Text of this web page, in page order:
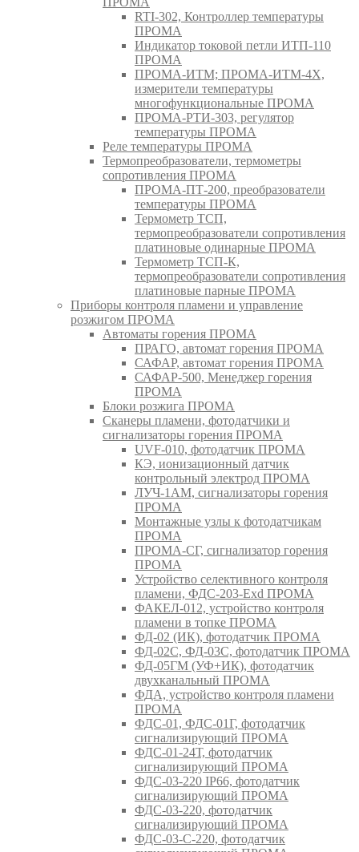
RTI-302, Контроллер температуры
ПРОМА
Индикатор токовой петли ИТП-110
ПРОМА
ПРОМА-ИТМ; ПРОМА-ИТМ-4Х,
измерители температуры
многофункциональные ПРОМА
ПРОМА-РТИ-303, регулятор
температуры ПРОМА
Реле температуры ПРОМА
Термопреобразователи, термометры
сопротивления ПРОМА
ПРОМА-ПТ-200, преобразователи
температуры ПРОМА
Термометр ТСП,
термопреобразователи сопротивления
платиновые одинарные ПРОМА
Термометр ТСП-К,
термопреобразователи сопротивления
платиновые парные ПРОМА
Приборы контроля пламени и управление
розжигом ПРОМА
Автоматы горения ПРОМА
ПРАГО, автомат горения ПРОМА
САФАР, автомат горения ПРОМА
САФАР-500, Менеджер горения
ПРОМА
Блоки розжига ПРОМА
Сканеры пламени, фотодатчики и
сигнализаторы горения ПРОМА
UVF-010, фотодатчик ПРОМА
КЭ, ионизационный датчик
контрольный электрод ПРОМА
ЛУЧ-1АМ, сигнализаторы горения
ПРОМА
Монтажные узлы к фотодатчикам
ПРОМА
ПРОМА-СГ, сигнализатор горения
ПРОМА
Устройство селективного контроля
пламени, ФДС-203-Exd ПРОМА
ФАКЕЛ-012, устройство контроля
пламени в топке ПРОМА
ФД-02 (ИК), фотодатчик ПРОМА
ФД-02С, ФД-03С, фотодатчик ПРОМА
ФД-05ГМ (УФ+ИК), фотодатчик
двухканальный ПРОМА
ФДА, устройство контроля пламени
ПРОМА
ФДС-01, ФДС-01Г, фотодатчик
сигнализирующий ПРОМА
ФДС-01-24Т, фотодатчик
сигнализирующий ПРОМА
ФДС-03-220 IP66, фотодатчик
сигнализирующий ПРОМА
ФДС-03-220, фотодатчик
сигнализирующий ПРОМА
ФДС-03-С-220, фотодатчик